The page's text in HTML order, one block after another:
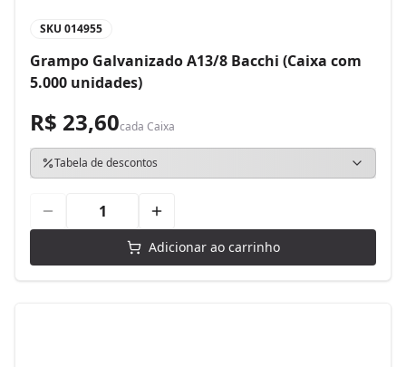
SKU 014955
Grampo Galvanizado A13/8 Bacchi (Caixa com
5.000 unidades)
R$ 23,60cada Caixa
Tabela de descontos
Adicionar ao carrinho